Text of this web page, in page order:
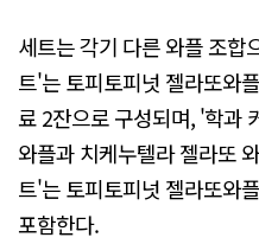
세트는 각기 다른 와플 조합
트'는 토피토피넛 젤라또와
료 2잔으로 구성되며, '학과
와플과 치케누텔라 젤라또
트'는 토피토피넛 젤라또와
포함한다.